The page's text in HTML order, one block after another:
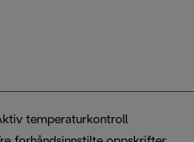
temperaturkontroll